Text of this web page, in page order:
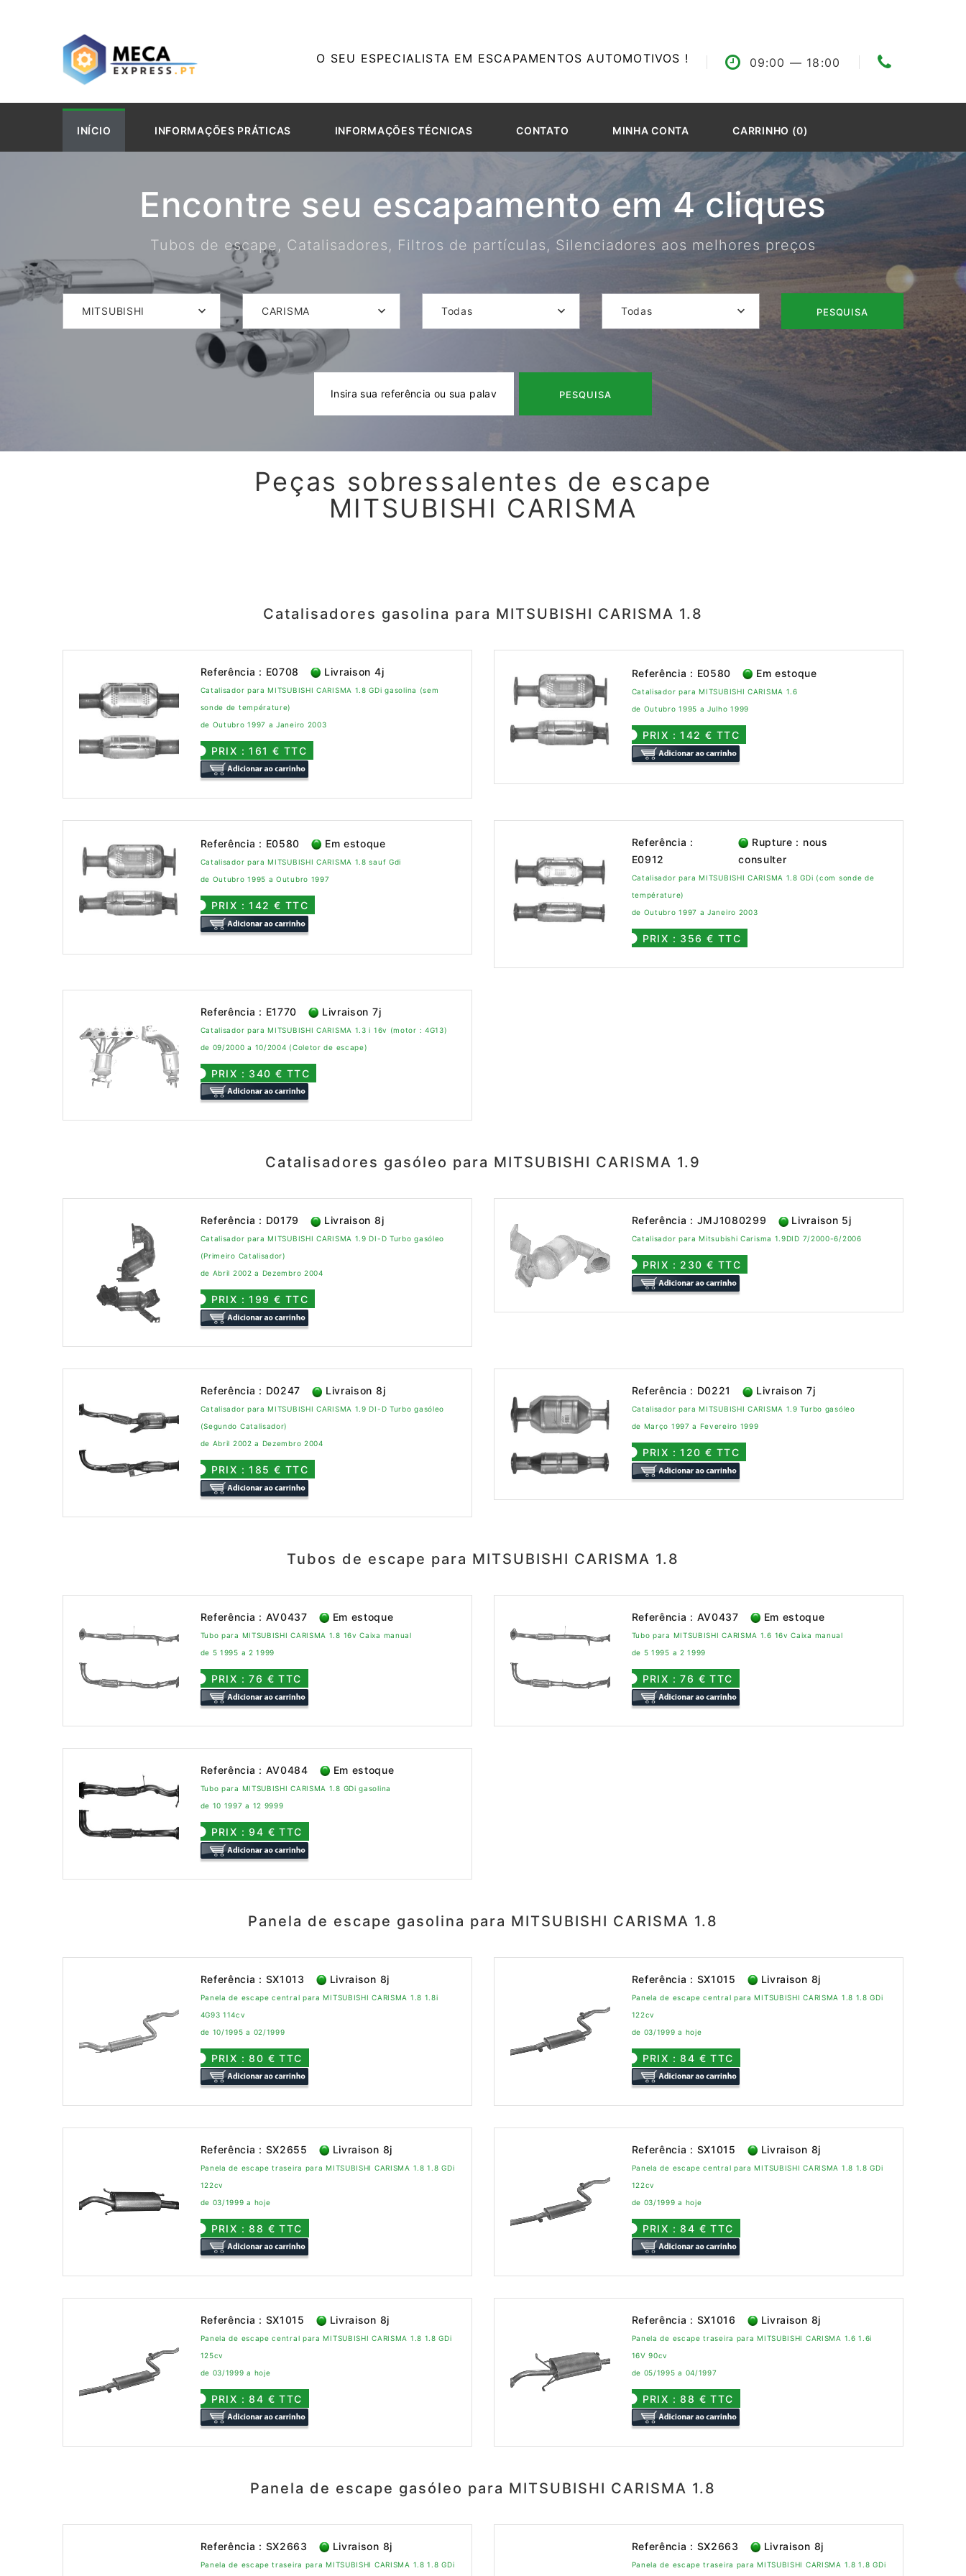
O SEU ESPECIALISTA EM ESCAPAMENTOS AUTOMOTIVOS ! 09:00 — 18:00
INÍCIO INFORMAÇÕES PRÁTICAS INFORMAÇÕES TÉCNICAS CONTATO MINHA CONTA CARRINHO (0)
Encontre seu escapamento em 4 cliques
Tubos de escape, Catalisadores, Filtros de partículas, Silenciadores aos melhores preços
MITSUBISHI CARISMA Todas Todas PESQUISA
PESQUISA
Peças sobressalentes de escape
MITSUBISHI CARISMA
Catalisadores gasolina para MITSUBISHI CARISMA 1.8
Referência : E0708 Livraison 4j
Catalisador para MITSUBISHI CARISMA 1.8 GDi gasolina (sem
sonde de température)
de Outubro 1997 a Janeiro 2003
PRIX : 161 € TTC
Referência : E0580 Em estoque
Catalisador para MITSUBISHI CARISMA 1.6
de Outubro 1995 a Julho 1999
PRIX : 142 € TTC
Referência : E0580 Em estoque
Catalisador para MITSUBISHI CARISMA 1.8 sauf Gdi
de Outubro 1995 a Outubro 1997
PRIX : 142 € TTC
Referência :
E0912
Rupture : nous
consulter
Catalisador para MITSUBISHI CARISMA 1.8 GDi (com sonde de
température)
de Outubro 1997 a Janeiro 2003
PRIX : 356 € TTC
Referência : E1770 Livraison 7j
Catalisador para MITSUBISHI CARISMA 1.3 i 16v (motor : 4G13)
de 09/2000 a 10/2004 (Coletor de escape)
PRIX : 340 € TTC
Catalisadores gasóleo para MITSUBISHI CARISMA 1.9
Referência : D0179 Livraison 8j
Catalisador para MITSUBISHI CARISMA 1.9 DI-D Turbo gasóleo
(Primeiro Catalisador)
de Abril 2002 a Dezembro 2004
PRIX : 199 € TTC
Referência : JMJ1080299 Livraison 5j
Catalisador para Mitsubishi Carisma 1.9DID 7/2000-6/2006
PRIX : 230 € TTC
Referência : D0247 Livraison 8j
Catalisador para MITSUBISHI CARISMA 1.9 DI-D Turbo gasóleo
(Segundo Catalisador)
de Abril 2002 a Dezembro 2004
PRIX : 185 € TTC
Referência : D0221 Livraison 7j
Catalisador para MITSUBISHI CARISMA 1.9 Turbo gasóleo
de Março 1997 a Fevereiro 1999
PRIX : 120 € TTC
Tubos de escape para MITSUBISHI CARISMA 1.8
Referência : AV0437 Em estoque
Tubo para MITSUBISHI CARISMA 1.8 16v Caixa manual
de 5 1995 a 2 1999
PRIX : 76 € TTC
Referência : AV0437 Em estoque
Tubo para MITSUBISHI CARISMA 1.6 16v Caixa manual
de 5 1995 a 2 1999
PRIX : 76 € TTC
Referência : AV0484 Em estoque
Tubo para MITSUBISHI CARISMA 1.8 GDi gasolina
de 10 1997 a 12 9999
PRIX : 94 € TTC
Panela de escape gasolina para MITSUBISHI CARISMA 1.8
Referência : SX1013 Livraison 8j
Panela de escape central para MITSUBISHI CARISMA 1.8 1.8i
4G93 114cv
de 10/1995 a 02/1999
PRIX : 80 € TTC
Referência : SX1015 Livraison 8j
Panela de escape central para MITSUBISHI CARISMA 1.8 1.8 GDi
122cv
de 03/1999 a hoje
PRIX : 84 € TTC
Referência : SX2655 Livraison 8j
Panela de escape traseira para MITSUBISHI CARISMA 1.8 1.8 GDi
122cv
de 03/1999 a hoje
PRIX : 88 € TTC
Referência : SX1015 Livraison 8j
Panela de escape central para MITSUBISHI CARISMA 1.8 1.8 GDi
122cv
de 03/1999 a hoje
PRIX : 84 € TTC
Referência : SX1015 Livraison 8j
Panela de escape central para MITSUBISHI CARISMA 1.8 1.8 GDi
125cv
de 03/1999 a hoje
PRIX : 84 € TTC
Referência : SX1016 Livraison 8j
Panela de escape traseira para MITSUBISHI CARISMA 1.6 1.6i
16V 90cv
de 05/1995 a 04/1997
PRIX : 88 € TTC
Panela de escape gasóleo para MITSUBISHI CARISMA 1.8
Referência : SX2663 Livraison 8j
Panela de escape traseira para MITSUBISHI CARISMA 1.8 1.8 GDi
Referência : SX2663 Livraison 8j
Panela de escape traseira para MITSUBISHI CARISMA 1.8 1.8 GDi